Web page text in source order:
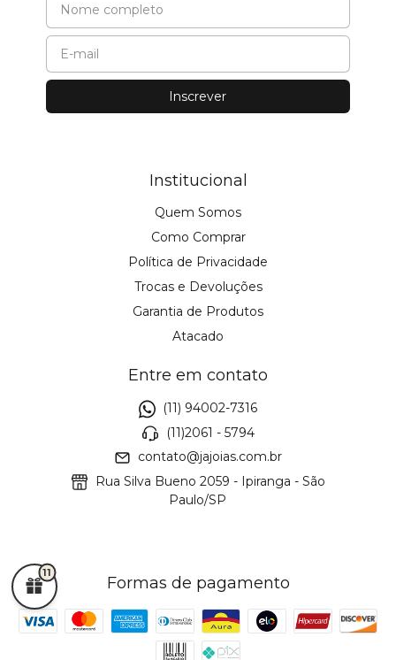
Institucional
Quem Somos
Como Comprar
Política de Privacidade
Trocas e Devoluções
Garantia de Produtos
Atacado
Entre em contato
(11) 94002-7316
(11)2061 - 5794
contato@jajoias.com.br
Rua Silva Bueno 2059 - Ipiranga - São
Paulo/SP
Formas de pagamento
11